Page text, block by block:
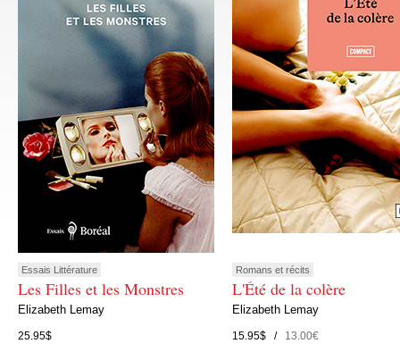
Essais Littérature
Les Filles et les Monstres
Elizabeth Lemay
25.95$
Romans et récits
L'Été de la colère
Elizabeth Lemay
15.95$ /13.00€